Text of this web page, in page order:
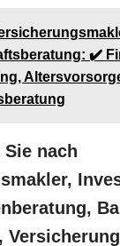
✔️
Sie nach